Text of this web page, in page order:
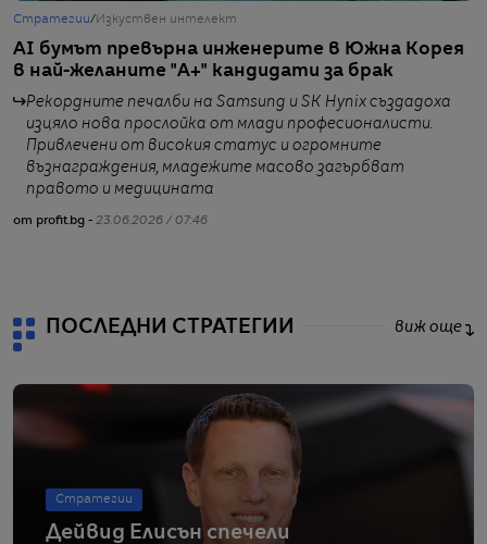
Стратегии/ Изкуствен интелект
AI бумът превърна инженерите в Южна Корея
в най-желаните "А+" кандидати за брак
Рекордните печалби на Samsung и SK Hynix създадоха
изцяло нова прослойка от млади професионалисти.
Привлечени от високия статус и огромните
възнаграждения, младежите масово загърбват
правото и медицината
от profit.bg - 23.06.2026 / 07:46
ПОСЛЕДНИ СТРАТЕГИИ виж още
Стратегии
Дейвид Елисън спечели